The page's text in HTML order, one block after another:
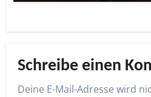
Schreibe einen
Deine E-Mail-Adresse wird